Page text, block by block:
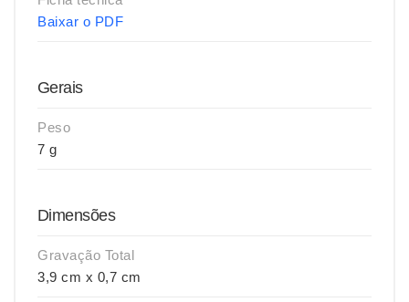
Baixar o PDF
Gerais
Peso
7 g
Dimensões
Gravação Total
3,9 cm x 0,7 cm